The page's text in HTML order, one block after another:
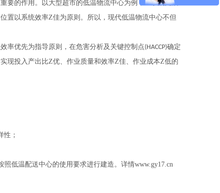
要的作用。以大型超市的低温物流中心为例，它以满足店
置以系统效率Z佳为原则。所以，现代低温物流中心不但
率优先为指导原则，在危害分析及关键控制点(HACCP)确定
现投入产出比Z优、作业质量和效率Z佳、作业成本Z低的
；
照低温配送中心的使用要求进行建造。 详情www.gy17.cn